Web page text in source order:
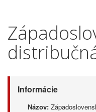
Informácie
Názov: